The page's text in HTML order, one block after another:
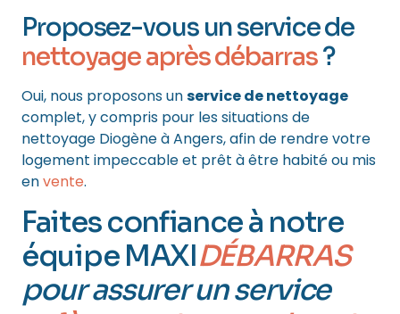
Proposez-vous un service de
nettoyage après débarras?
Oui, nous proposons unservice de nettoyage
complet, y compris pour les situations de
nettoyage Diogène à Angers, afin de rendre votre
logement impeccable et prêt à être habité ou mis
envente.
Faites confiance à notre
équipe MAXIDÉBARRAS
pour assurer un service